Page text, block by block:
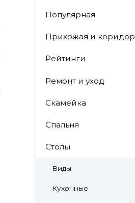
Популярная
Прихожая и коридор
Рейтинги
Ремонт и уход
Скамейка
Спальня
Столы
Виды
Кухонные